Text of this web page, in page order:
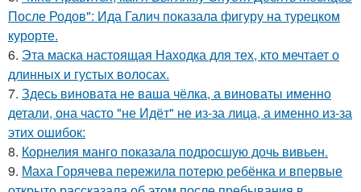
После Родов": Ида Галич показала фигуру на турецком
курорте.
6. Эта маска настоящая Находка для тех, кто мечтает о
длинных и густых волосах.
7. Здесь виновата не ваша чёлка, а виноваты именно
детали, она часто "не Идёт" не из-за лица, а именно из-за
этих ошибок:
8. Корнелия манго показала подросшую дочь вивьен.
9. Маха Горячева пережила потерю ребёнка и впервые